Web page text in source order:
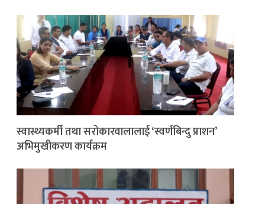
स्वास्थ्यकर्मी तथा सरोकारवालालाई ‘स्वर्णबिन्दु प्राशन’
अभिमुखीकरण कार्यक्रम